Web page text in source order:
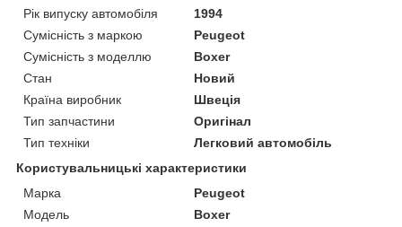
Рік випуску автомобіля
1994
Сумісність з маркою
Peugeot
Сумісність з моделлю
Boxer
Стан
Новий
Країна виробник
Швеція
Тип запчастини
Оригінал
Тип техніки
Легковий автомобіль
Користувальницькі характеристики
Марка
Peugeot
Мoдель
Boxer